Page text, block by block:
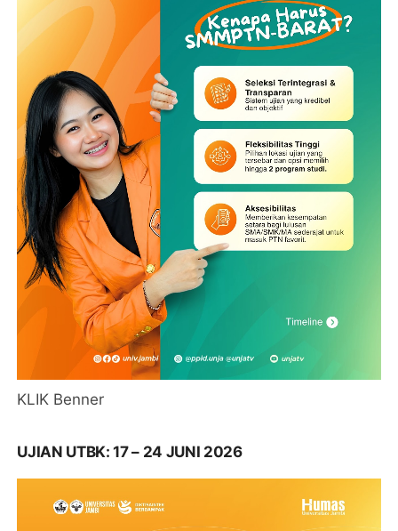
KLIK Benner
UJIAN UTBK: 17 – 24 JUNI 2026